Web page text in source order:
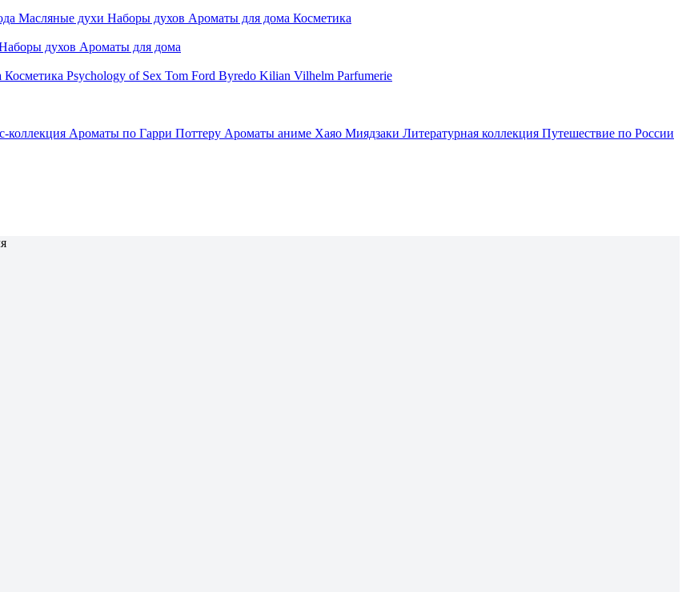
Масляные духи Наборы духов Ароматы для дома Косметика
духов Ароматы для дома
Косметика Psychology of Sex Tom Ford Byredo Kilian Vilhelm Parfumerie
коллекция Ароматы по Гарри Поттеру Ароматы аниме Хаяо Миядзаки Литературная коллекция Путешествие по России